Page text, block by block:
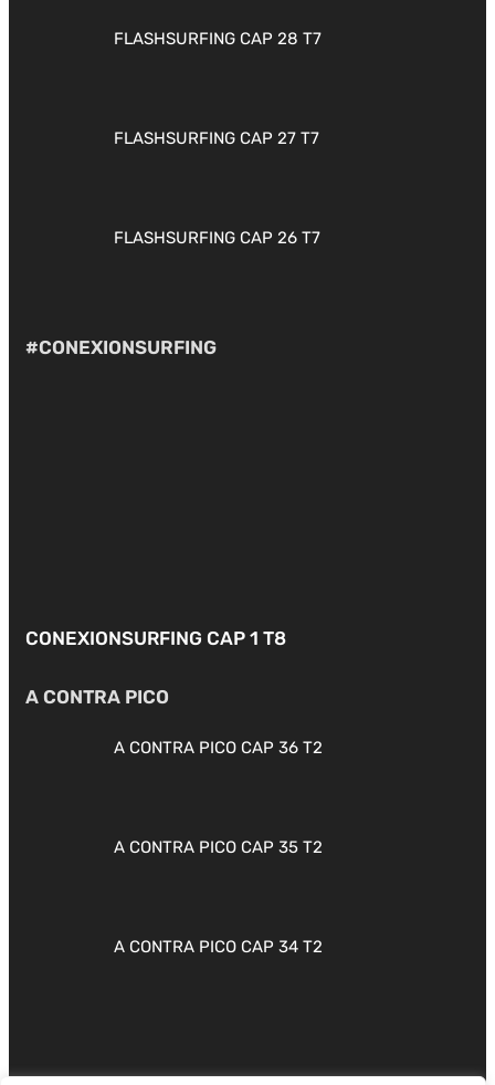
FLASHSURFING CAP 28 T7
FLASHSURFING CAP 27 T7
FLASHSURFING CAP 26 T7
#CONEXIONSURFING
CONEXIONSURFING CAP 1 T8
A CONTRA PICO
A CONTRA PICO CAP 36 T2
A CONTRA PICO CAP 35 T2
A CONTRA PICO CAP 34 T2